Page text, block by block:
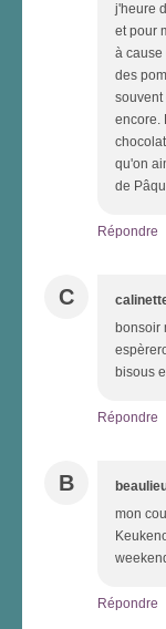
j'heure
et pour
à cause
des
souvent
encore.
qu'on
de
Répondre
C
bonsoir
bisous
Répondre
B
mon
Répondre